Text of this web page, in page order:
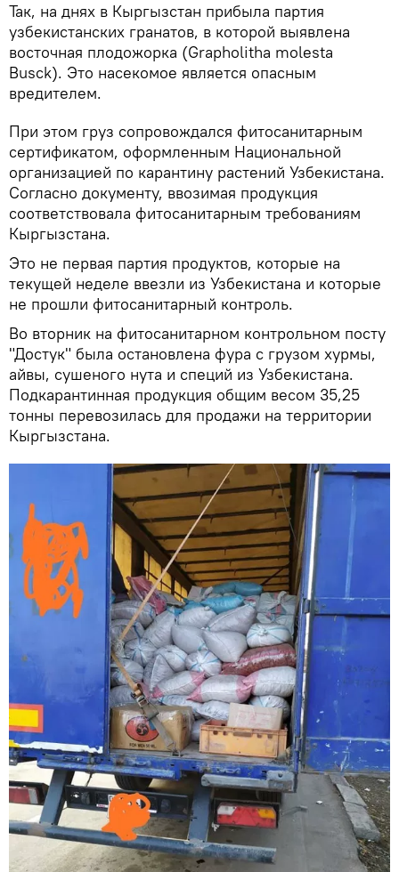
Так, на днях в Кыргызстан прибыла партия
узбекистанских гранатов, в которой выявлена
восточная плодожорка (Grapholitha molesta
Busck). Это насекомое является опасным
вредителем.
При этом груз сопровождался фитосанитарным
сертификатом, оформленным Национальной
организацией по карантину растений Узбекистана.
Согласно документу, ввозимая продукция
соответствовала фитосанитарным требованиям
Кыргызстана.
Это не первая партия продуктов, которые на
текущей неделе ввезли из Узбекистана и которые
не прошли фитосанитарный контроль.
Во вторник на фитосанитарном контрольном посту
"Достук" была остановлена фура с грузом хурмы,
айвы, сушеного нута и специй из Узбекистана.
Подкарантинная продукция общим весом 35,25
тонны перевозилась для продажи на территории
Кыргызстана.